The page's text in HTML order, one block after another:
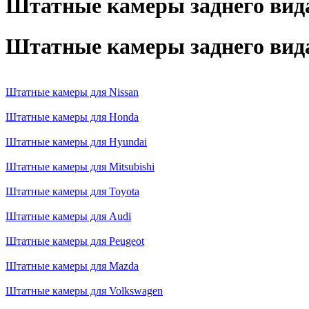
Штатные камеры заднего
Штатные камеры заднего
Штатные камеры для Nissan
Штатные камеры для Honda
Штатные камеры для Hyundai
Штатные камеры для Mitsubishi
Штатные камеры для Toyota
Штатные камеры для Audi
Штатные камеры для Peugeot
Штатные камеры для Mazda
Штатные камеры для Volkswagen